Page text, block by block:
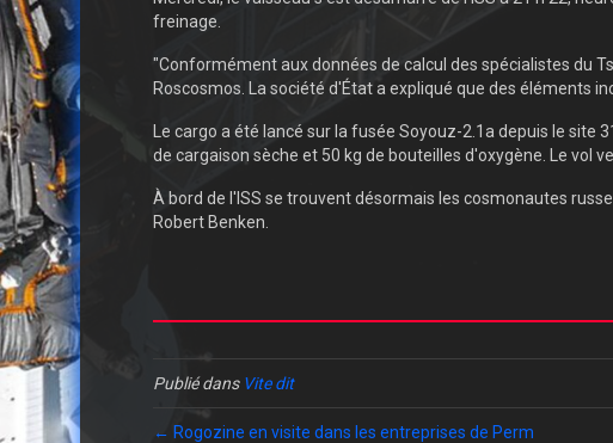
freinage.
"Conformément aux données de calcul des spécialistes du
Roscosmos. La société d'État a expliqué que des éléments
Le cargo a été lancé sur la fusée Soyouz-2.1a depuis le site
de cargaison sèche et 50 kg de bouteilles d'oxygène. Le vol
À bord de l'ISS se trouvent désormais les cosmonautes
Robert Benken.
Publié dans Vite dit
← Rogozine en visite dans les entreprises de Perm